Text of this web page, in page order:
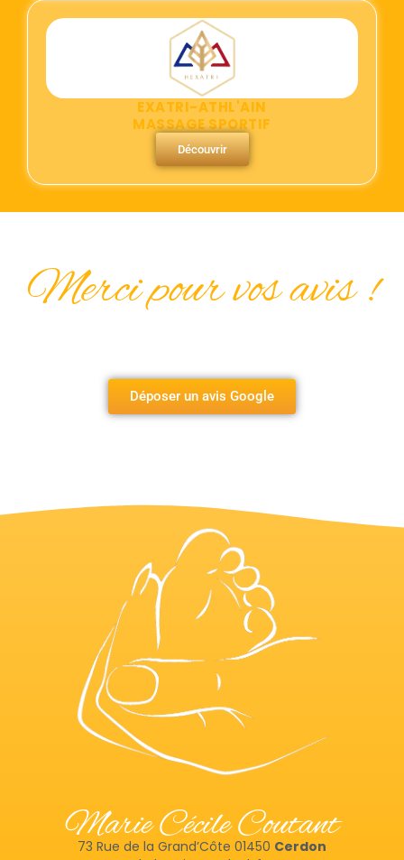
EXATRI-ATHL'AIN
MASSAGE SPORTIF
Découvrir
Merci pour vos avis !
Déposer un avis Google
Marie Cécile Coutant
73 Rue de la Grand’Côte 01450 Cerdon